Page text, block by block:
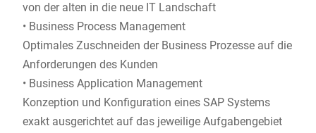
von der alten in die neue IT Landschaft
• Business Process Management
Optimales Zuschneiden der Business Prozesse auf die
Anforderungen des Kunden
• Business Application Management
Konzeption und Konfiguration eines SAP Systems
exakt ausgerichtet auf das jeweilige Aufgabengebiet